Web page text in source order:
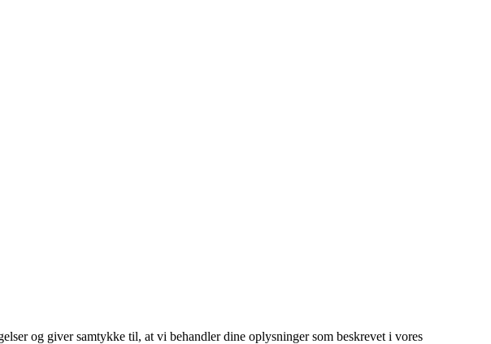
og giver samtykke til, at vi behandler dine oplysninger som beskrevet i vores